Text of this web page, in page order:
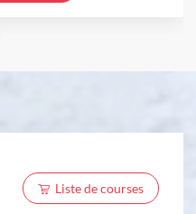
Liste de courses